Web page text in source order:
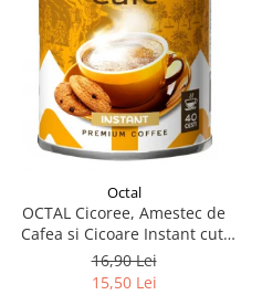
Octal
OCTAL Cicoree, Amestec de
Cafea si Cicoare Instant cut.
100g
16,90 Lei
15,50 Lei